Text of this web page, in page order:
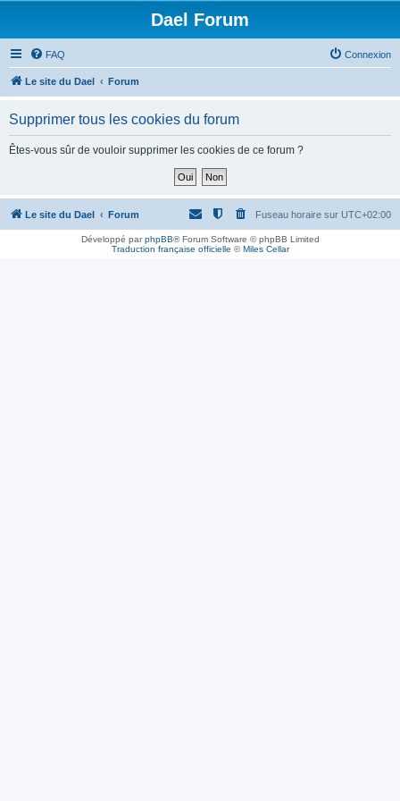
Dael Forum
FAQ Connexion
Le site du Dael Forum
Supprimer tous les cookies du forum
Êtes-vous sûr de vouloir supprimer les cookies de ce forum ?
Le site du Dael Forum Fuseau horaire sur UTC+02:00
Développé parphpBB® Forum Software © phpBB Limited
Traduction française officielle ©Miles Cellar